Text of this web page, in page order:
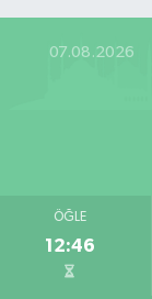
07.08.2026
ÖĞLE
12:46